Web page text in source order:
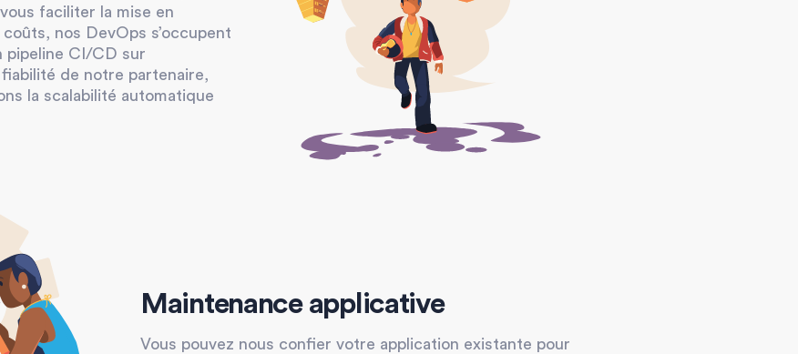
faciliter la mise en
nos DevOps s’occupent
pipeline CI/CD sur
de notre partenaire,
la scalabilité automatique
Maintenance applicative
Vous pouvez nous confier votre application existante pour